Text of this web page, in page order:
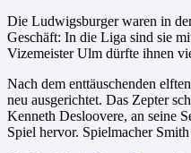
Die Ludwigsburger waren in
Geschäft: In die Liga sind sie
Vizemeister Ulm dürfte ihnen
Nach dem enttäuschenden
neu ausgerichtet. Das Zepter
Kenneth Desloovere, an seine
Spiel hervor. Spielmacher